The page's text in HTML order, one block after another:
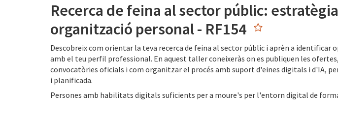
Recerca de feina al sector públic:
organització personal - RF154
Descobreix com orientar la teva recerca de feina al sector públic i aprèn a identificar
amb el teu perfil professional. En aquest taller coneixeràs on es publiquen les
convocatòries oficials i com organitzar el procés amb suport d'eines digitals i d'IA,
i planificada.
Persones amb habilitats digitals suficients per a moure's per l'entorn digital de